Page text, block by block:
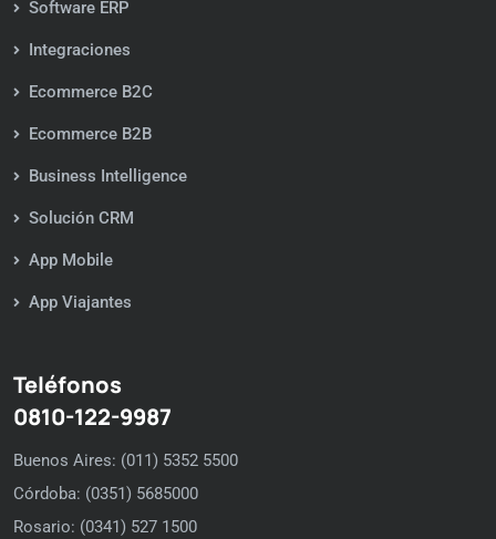
Software ERP
Integraciones
Ecommerce B2C
Ecommerce B2B
Business Intelligence
Solución CRM
App Mobile
App Viajantes
Teléfonos
0810-122-9987
Buenos Aires: (011) 5352 5500
Córdoba: (0351) 5685000
Rosario: (0341) 527 1500